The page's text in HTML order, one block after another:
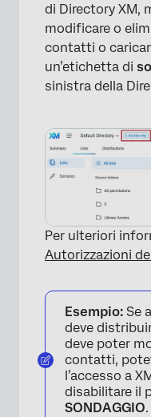
di Directory XM,
modificare o
contatti o
un’etichetta di
sinistra della
Per ulteriori
Autorizzazioni
Esempio: Se
deve
deve poter
contatti,
l’accesso a
disabilitare il
SONDAGGIO.